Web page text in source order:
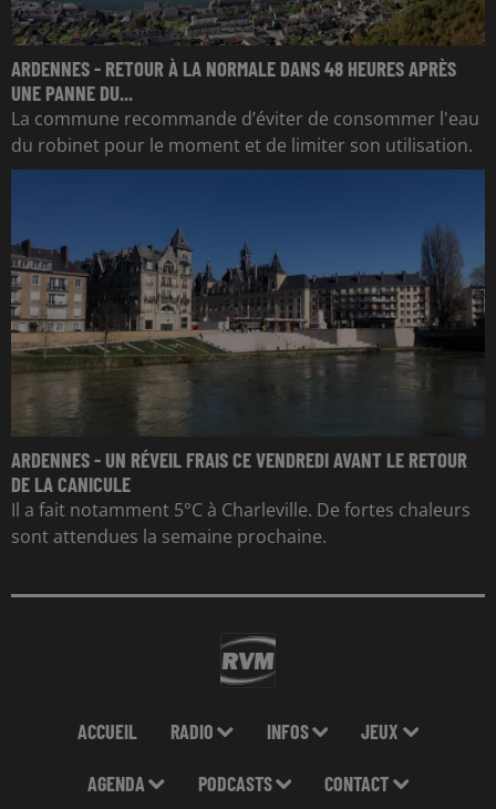
ARDENNES - RETOUR À LA NORMALE DANS 48 HEURES APRÈS
UNE PANNE DU...
La commune recommande d’éviter de consommer l'eau
du robinet pour le moment et de limiter son utilisation.
ARDENNES - UN RÉVEIL FRAIS CE VENDREDI AVANT LE RETOUR
DE LA CANICULE
Il a fait notamment 5°C à Charleville. De fortes chaleurs
sont attendues la semaine prochaine.
ACCUEIL RADIO INFOS JEUX
AGENDA PODCASTS CONTACT